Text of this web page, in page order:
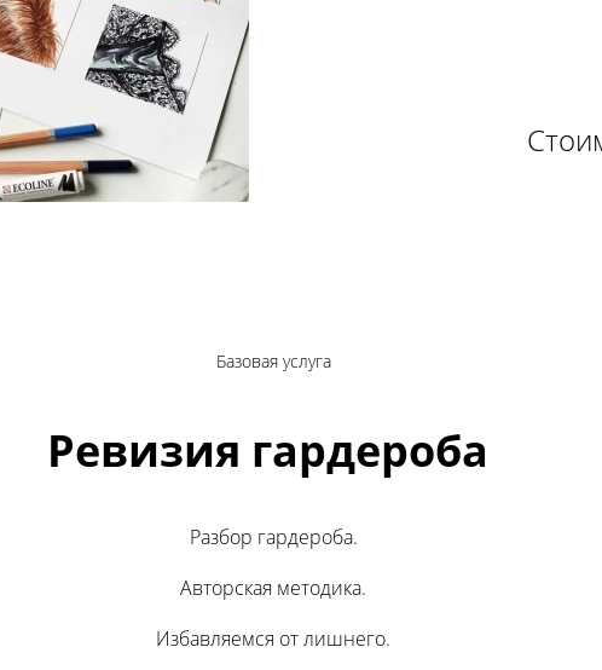
Базовая услуга
Ревизия гардероба
Разбор гардероба.
Авторская методика.
Избавляемся от лишнего.